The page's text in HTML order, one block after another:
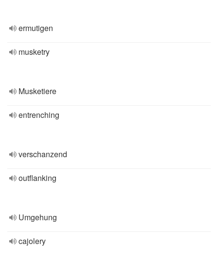
ermutigen
musketry
Musketiere
entrenching
verschanzend
outflanking
Umgehung
cajolery